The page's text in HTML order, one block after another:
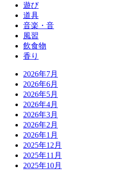
遊び
道具
音楽・音
風習
飲食物
香り
2026年7月
2026年6月
2026年5月
2026年4月
2026年3月
2026年2月
2026年1月
2025年12月
2025年11月
2025年10月